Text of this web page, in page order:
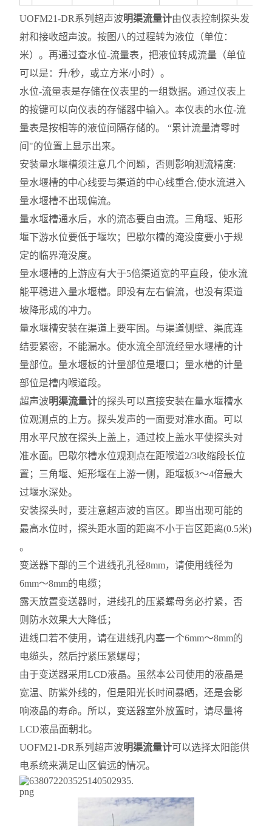
UOFM21-DR系列超声波明渠流量计由仪表控制探头发
射和接收超声波。按图八的过程转为液位（单位：
米）。再通过查水位-流量表，把液位转成流量（单位
可以是：升/秒，或立方米/小时）。
水位-流量表是存储在仪表里的一组数据。通过仪表上
的按键可以向仪表的存储器中输入。本仪表的水位-流
量表是按相等的液位间隔存储的。 “累计流量清零时
间"的位置上显示出来。
安装量水堰槽须注意几个问题，否则影响测流精度:
量水堰槽的中心线要与渠道的中心线重合,使水流进入
量水堰槽不出现偏流。
量水堰槽通水后，水的流态要自由流。三角堰、矩形
堰下游水位要低于堰坎；巴歇尔槽的淹没度要小于规
定的临界淹没度。
量水堰槽的上游应有大于5倍渠道宽的平直段，使水流
能平稳进入量水堰槽。即没有左右偏流，也没有渠道
坡降形成的冲力。
量水堰槽安装在渠道上要牢固。与渠道侧壁、渠底连
结要紧密，不能漏水。使水流全部流经量水堰槽的计
量部位。量水堰板的计量部位是堰口；量水槽的计量
部位是槽内喉道段。
超声波明渠流量计的探头可以直接安装在量水堰槽水
位观测点的上方。探头发声的一面要对准水面。可以
用水平尺放在探头上盖上，通过校上盖水平使探头对
准水面。巴歇尔槽水位观测点在距喉道2/3收缩段长位
置；三角堰、矩形堰在上游一侧，距堰板3～4倍最大
过堰水深处。
安装探头时，要注意超声波的盲区。即当出现可能的
最高水位时，探头距水面的距离不小于盲区距离(0.5米)
。
变送器下部的三个进线孔孔径8mm，请使用线径为
6mm～8mm的电缆；
露天放置变送器时，进线孔的压紧螺母务必拧紧，否
则防水效果大大降低；
进线口若不使用，请在进线孔内塞一个6mm～8mm的
电缆头，然后拧紧压紧螺母；
由于变送器采用LCD液晶。虽然本公司使用的液晶是
宽温、防紫外线的，但是阳光长时间暴晒，还是会影
响液晶的寿命。所以，变送器室外放置时，请尽量将
LCD液晶面朝北。
UOFM21-DR系列超声波明渠流量计可以选择太阳能供
电系统来满足山区偏远的情况。